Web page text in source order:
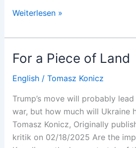
The
Revolution
its
Children
Weiterlesen »
For a Piece of Land
English/ Tomasz Konicz
Trump’s move will probably
war, but how much will Ukraine
Tomasz Konicz, Originally
kritik on 02/18/2025 Are the